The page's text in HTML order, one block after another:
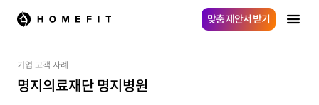
맞춤 제안서 받기
기업 고객 사례
명지의료재단 명지병원